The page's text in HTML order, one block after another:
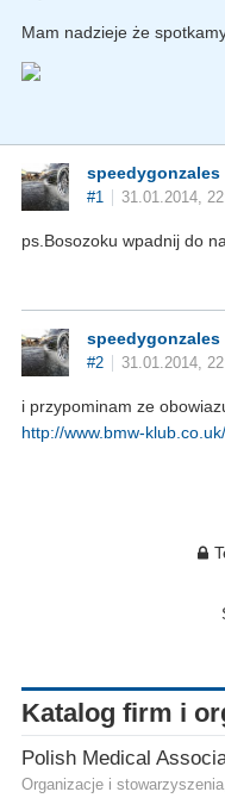
Mam nadzieje że
speedygonzales
#1
31.01.2014,
ps.Bosozoku wpadnij do
speedygonzales
#2
31.01.2014,
i przypominam ze
http://www.bmw-klub.co.uk/
Katalog firm i
Organizacje i